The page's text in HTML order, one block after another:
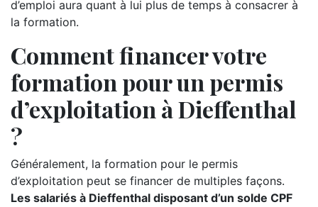
d’emploi aura quant à lui plus de temps à consacrer à
la formation.
Comment financer votre
formation pour un permis
d’exploitation à Dieffenthal
?
Généralement, la formation pour le permis
d’exploitation peut se financer de multiples façons.
Les salariés à Dieffenthal disposant d’un solde CPF